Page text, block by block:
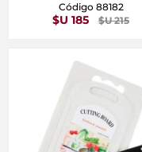
Código 88182
$U 185 $U 215